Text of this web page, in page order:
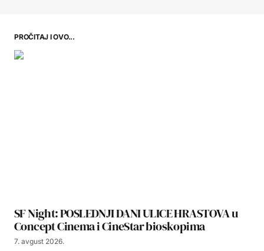
PROČITAJ I OVO...
SF Night: POSLEDNJI DANI ULICE HRASTOVA u
Concept Cinema i CineStar bioskopima
7. avgust 2026.